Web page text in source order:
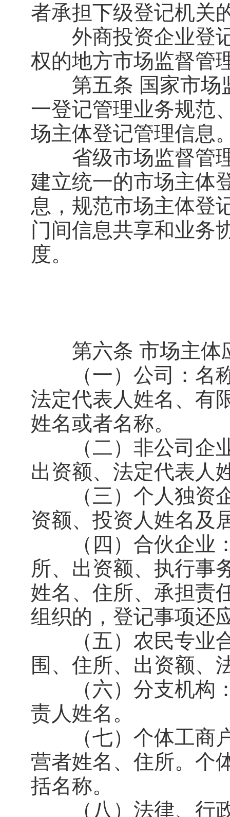
者承担下级登记机关
外商投资企业登记
权的地方市场监督管
第五条 国家市场
一登记管理业务规范
场主体登记管理信息
省级市场监督管理
建立统一的市场主体
息，规范市场主体登
门间信息共享和业务
度。
第六条 市场主体
（一）公司：名称
法定代表人姓名、有
姓名或者名称。
（二）非公司企业
出资额、法定代表人
（三）个人独资企
资额、投资人姓名及
（四）合伙企业：
所、出资额、执行事
姓名、住所、承担责
组织的，登记事项还
（五）农民专业合
围、住所、出资额、
（六）分支机构：
责人姓名。
（七）个体工商户
营者姓名、住所。个
括名称。
（八）法律、行政